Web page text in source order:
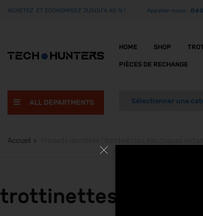
ACHETEZ ET ÉCONOMISEZ JUSQU’À 65 % ! Appelez-nous :
HOME SHOP
PIÈCES DE RECHANGE
ALL DEPARTMENTS
Accueil
trottinettes